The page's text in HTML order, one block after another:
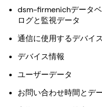
dsm-firmenichデータ
ログと監視データ
通信に使用するデバイ
デバイス情報
ユーザーデータ
お問い合わせ時間とデ